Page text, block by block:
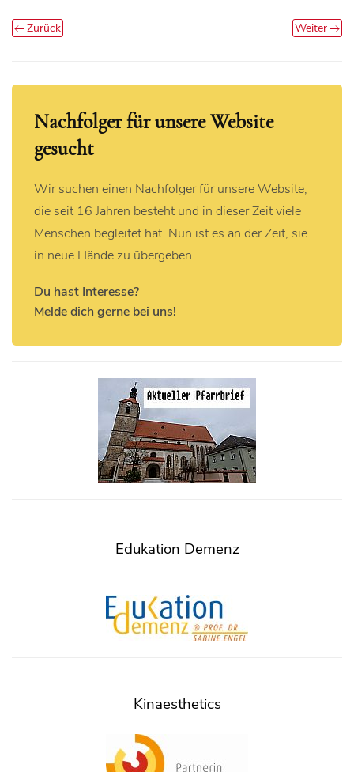
Zurück Weiter
Nachfolger für unsere Website
gesucht
Wir suchen einen Nachfolger für unsere Website,
die seit 16 Jahren besteht und in dieser Zeit viele
Menschen begleitet hat. Nun ist es an der Zeit, sie
in neue Hände zu übergeben.
Du hast Interesse?
Melde dich gerne bei uns!
Edukation Demenz
Kinaesthetics